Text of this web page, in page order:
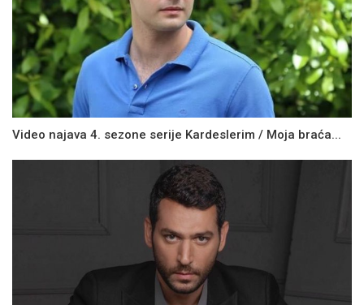
Video najava 4. sezone serije Kardeslerim / Moja braća...